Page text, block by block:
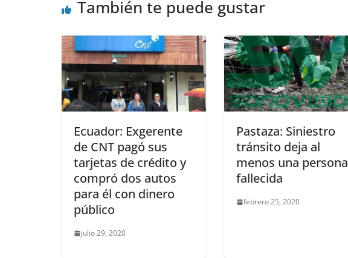
También te puede gustar
Ecuador: Exgerente
de CNT pagó sus
tarjetas de crédito y
compró dos autos
para él con dinero
público
julio 29, 2020
Pastaza: Siniestro
tránsito deja al
menos una persona
fallecida
febrero 25, 2020